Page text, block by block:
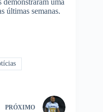
demonstraram uma
últimas semanas.
PRÓXIMO